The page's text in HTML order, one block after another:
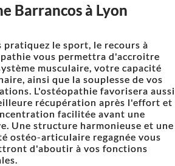
Barrancos à Lyon
pratiquez le sport, le recours à
vous permettra d'accroitre
musculaire, votre capacité
ainsi que la souplesse de vos
L'ostéopathie favorisera aussi
récupération après l'effort et
facilitée avant une
Une structure harmonieuse et une
ostéo-articulaire regagnée vous
d'aboutir à vos fonctions